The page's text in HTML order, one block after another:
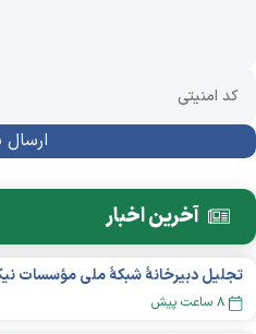
آخرین اخبار
۸ ساعت پیش